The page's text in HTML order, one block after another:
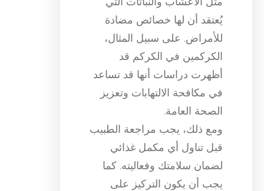
يُعتقد أن لها خصائص مضادة
للأمراض. على سبيل المثال،
الكركمين في الكركم قد
أظهرت دراسات أنها قد تساعد
في مكافحة الالتهابات وتعزيز
الصحة العامة.
ومع ذلك، يجب مراجعة الطبيب
قبل تناول أي مكمل غذائي
لضمان سلامتك وفعاليته. كما
يجب أن يكون التركيز على